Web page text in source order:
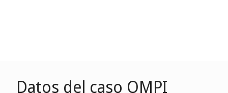
Datos del caso OMPI